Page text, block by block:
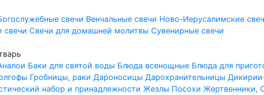
свечи Венчальные свечи Ново-Иерусалимские
свечи Свечи для домашней молитвы Сувенирные свечи
Баки для святой воды Блюда всенощные Блюда для
Гробницы, ракиДароносицыДарохранительницы
набор и принадлежностиЖезлы ПосохиЖертвенники,